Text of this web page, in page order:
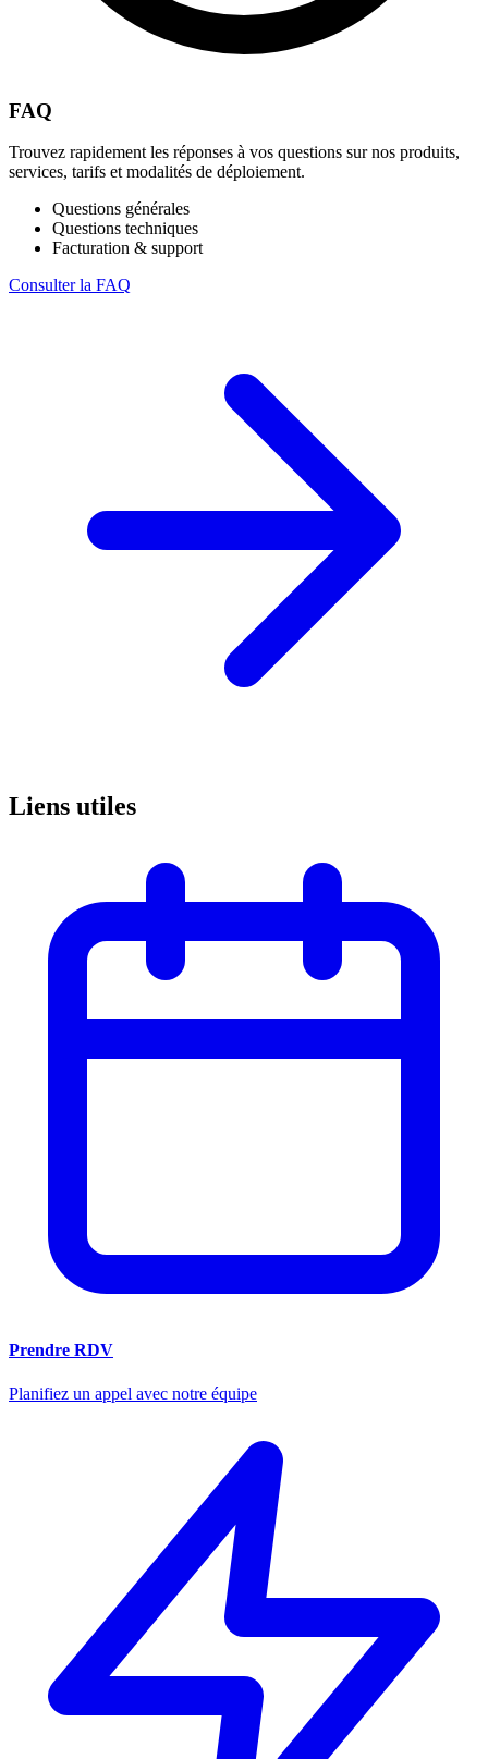
FAQ
Trouvez rapidement les réponses à vos questions sur nos produits,
services, tarifs et modalités de déploiement.
Questions générales
Questions techniques
Facturation & support
Consulter la FAQ
Liens utiles
Prendre RDV
Planifiez un appel avec notre équipe